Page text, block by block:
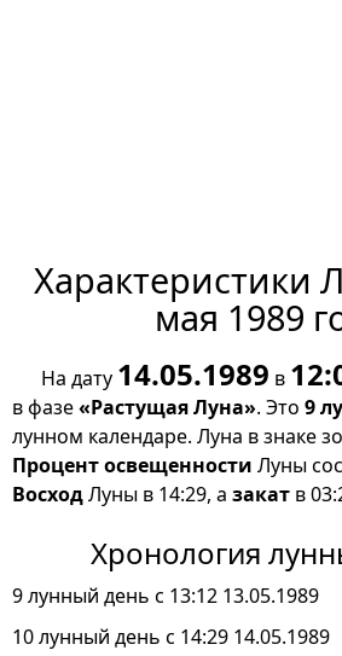
Характеристики
мая 1989
На дату 14.05.1989 в
в фазе«Растущая Луна». Это 9
лунном календаре. Луна в знаке
Процент освещенности Луны
ВосходЛуны в 14:29, а закат в
Хронология
9 лунный день с 13:12 13.05.1989
10 лунный день с 14:29 14.05.1989